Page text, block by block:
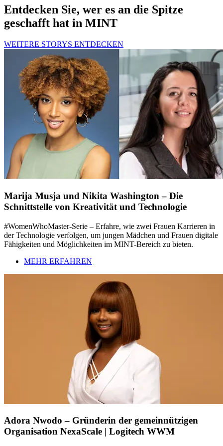
Entdecken Sie, wer es an die Spitze
geschafft hat in MINT
WEITERE STORYS ENTDECKEN
Marija Musja und Nikita Washington – Die
Schnittstelle von Kreativität und Technologie
#WomenWhoMaster-Serie – Erfahre, wie zwei Frauen Karrieren in
der Technologie verfolgen, um jungen Mädchen und Frauen digitale
Fähigkeiten und Möglichkeiten im MINT-Bereich zu bieten.
MEHR ERFAHREN
Adora Nwodo – Gründerin der gemeinnützigen
Organisation NexaScale | Logitech WWM